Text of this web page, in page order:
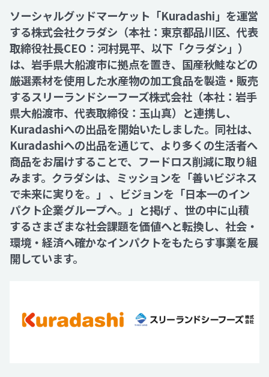
News
Recruit
Contact
ソーシャルグッドマーケット「Kuradashi」を運営
する株式会社クラダシ（本社：東京都品川区、代表
取締役社長CEO：河村晃平、以下「クラダシ」）
は、岩手県大船渡市に拠点を置き、国産秋鮭などの
厳選素材を使用した水産物の加工食品を製造・販売
するスリーランドシーフーズ株式会社（本社：岩手
県大船渡市、代表取締役：玉山真）と連携し、
Kuradashiへの出品を開始いたしました。同社は、
Kuradashiへの出品を通じて、より多くの生活者へ
商品をお届けすることで、フードロス削減に取り組
みます。クラダシは、ミッションを「善いビジネス
で未来に実りを。」 、ビジョンを「日本一のイン
パクト企業グループへ。」と掲げ 、世の中に山積
するさまざまな社会課題を価値へと転換し、社会・
環境・経済へ確かなインパクトをもたらす事業を展
開しています。